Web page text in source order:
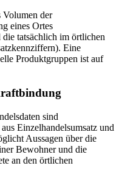
Volumen der
eines Ortes
tatsächlich im örtlichen
Eine
Produktgruppen ist auf
sind
Einzelhandelsumsatz und
Aussagen über die
Bewohner und die
an den örtlichen